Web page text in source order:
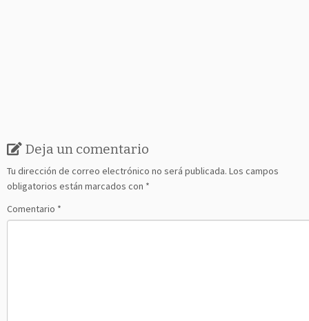
Deja un comentario
Tu dirección de correo electrónico no será publicada. Los campos
obligatorios están marcados con *
Comentario *